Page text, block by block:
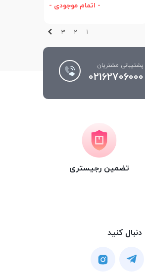
- اتمام موجودی -
1
2
3
پشتیبانی مشتریان
02162706000
تضمین رجیستری
کنید